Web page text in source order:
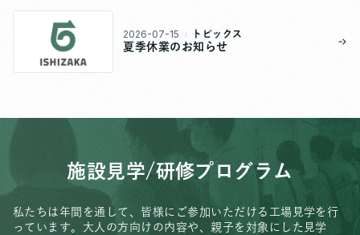
2026-07-15 トピックス
夏季休業のお知らせ
施設見学/研修プログラム
私たちは年間を通して、皆様にご参加いただける工場見学を行
っています。 大人の方向けの内容や、親子を対象にした見学